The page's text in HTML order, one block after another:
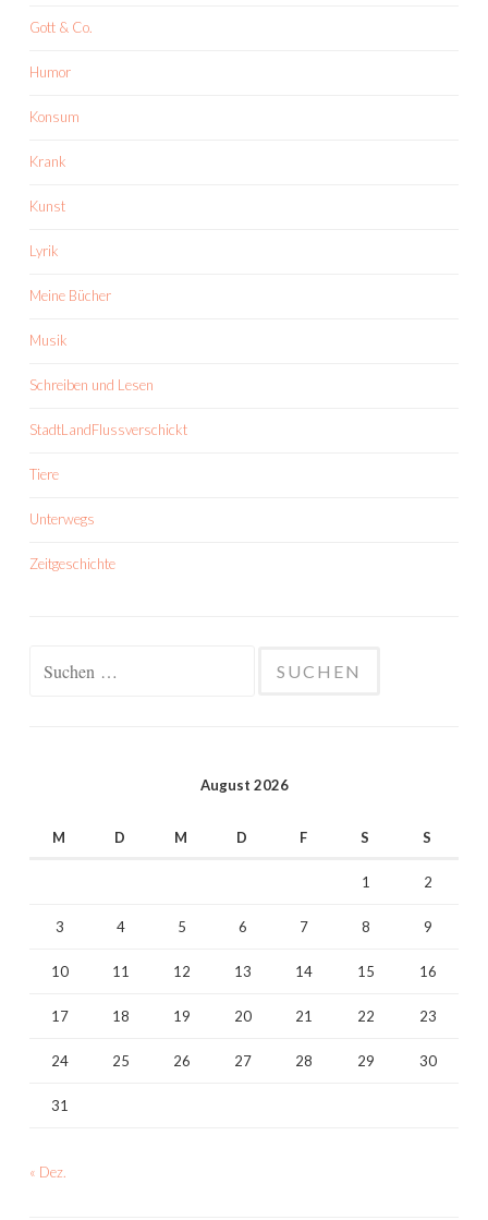
Gott & Co.
Humor
Konsum
Krank
Kunst
Lyrik
Meine Bücher
Musik
Schreiben und Lesen
StadtLandFlussverschickt
Tiere
Unterwegs
Zeitgeschichte
August 2026
M D M D F S S
1 2
3 4 5 6 7 8 9
10 11 12 13 14 15 16
17 18 19 20 21 22 23
24 25 26 27 28 29 30
31
« Dez.